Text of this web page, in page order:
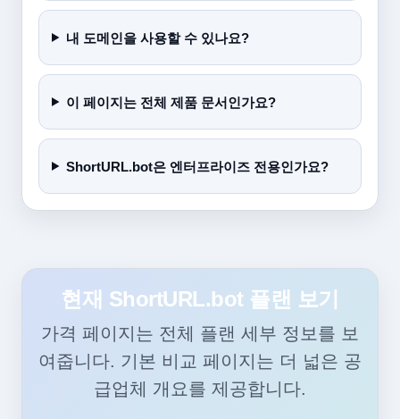
내 도메인을 사용할 수 있나요?
이 페이지는 전체 제품 문서인가요?
ShortURL.bot은 엔터프라이즈 전용인가요?
현재 ShortURL.bot 플랜 보기
가격 페이지는 전체 플랜 세부 정보를 보
여줍니다. 기본 비교 페이지는 더 넓은 공
급업체 개요를 제공합니다.